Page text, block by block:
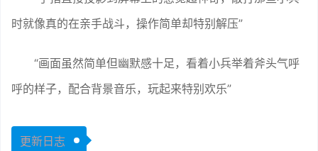
时就像真的在亲手战斗，操作简单却特别解压”
“画面虽然简单但幽默感十足，看着小兵举着斧头气呼
呼的样子，配合背景音乐，玩起来特别欢乐”
更新日志